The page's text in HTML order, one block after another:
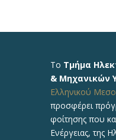
Το Τμήμα
& Μηχανικών
Ελληνικού
προσφέρει
φοίτησης που
Ενέργειας, της